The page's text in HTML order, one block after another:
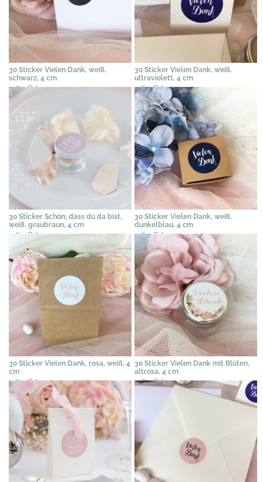
30 Sticker Vielen Dank, weiß,
schwarz, 4 cm
4,62 €*
30 Sticker Vielen Dank, weiß,
ultraviolett, 4 cm
4,62 €*
30 Sticker Schön, dass du da bist,
weiß, graubraun, 4 cm
4,62 €*
30 Sticker Vielen Dank, weiß,
dunkelblau, 4 cm
4,62 €*
30 Sticker Vielen Dank, rosa, weiß, 4
cm
4,62 €*
30 Sticker Vielen Dank mit Blüten,
altrosa, 4 cm
4,62 €*